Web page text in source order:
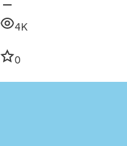
4K
0